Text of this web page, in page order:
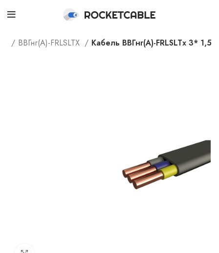
ВВГнг(А)-FRLSLTX Кабель ВВГнг(А)-FRLSLTx 3* 1,5